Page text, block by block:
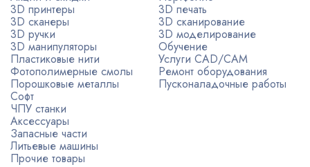
3D принтеры
3D сканеры
3D ручки
3D манипуляторы
Пластиковые нити
Фотополимерные смолы
Порошковые металлы
Софт
ЧПУ станки
Аксессуары
Запасные части
Литьевые машины
Прочие товары
3D печать
3D сканирование
3D моделирование
Обучение
Услуги CAD/CAM
Ремонт оборудования
Пусконаладочные работы